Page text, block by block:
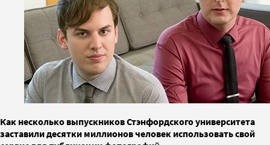
Как несколько выпускников Стэнфордского университета
заставили десятки миллионов человек использовать свой